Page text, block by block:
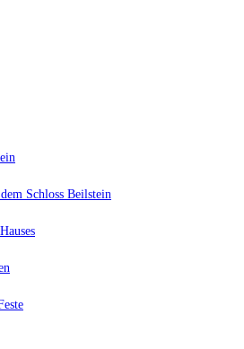
Schloss Beilstein